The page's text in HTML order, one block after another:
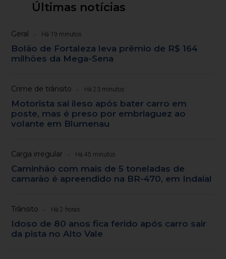
Últimas notícias
Geral Há 19 minutos
Bolão de Fortaleza leva prêmio de R$ 164
milhões da Mega-Sena
Crime de trânsito Há 23 minutos
Motorista sai ileso após bater carro em
poste, mas é preso por embriaguez ao
volante em Blumenau
Carga irregular Há 45 minutos
Caminhão com mais de 5 toneladas de
camarão é apreendido na BR-470, em Indaial
Trânsito Há 2 horas
Idoso de 80 anos fica ferido após carro sair
da pista no Alto Vale